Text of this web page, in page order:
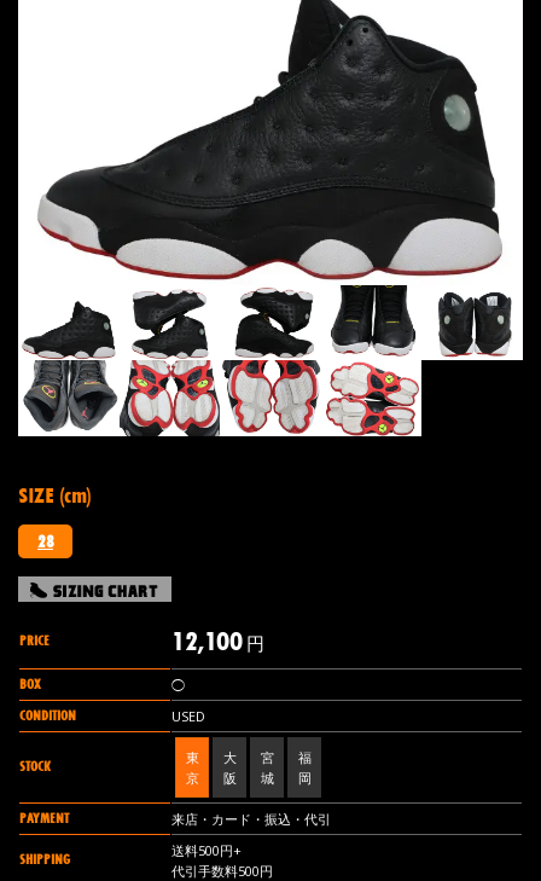
SIZE (cm)
28
PRICE 12,100円
BOX ◯
CONDITION USED
STOCK
東
京
大
阪
宮
城
福
岡
PAYMENT 来店・カード・振込・代引
SHIPPING
送料500円+
代引手数料500円